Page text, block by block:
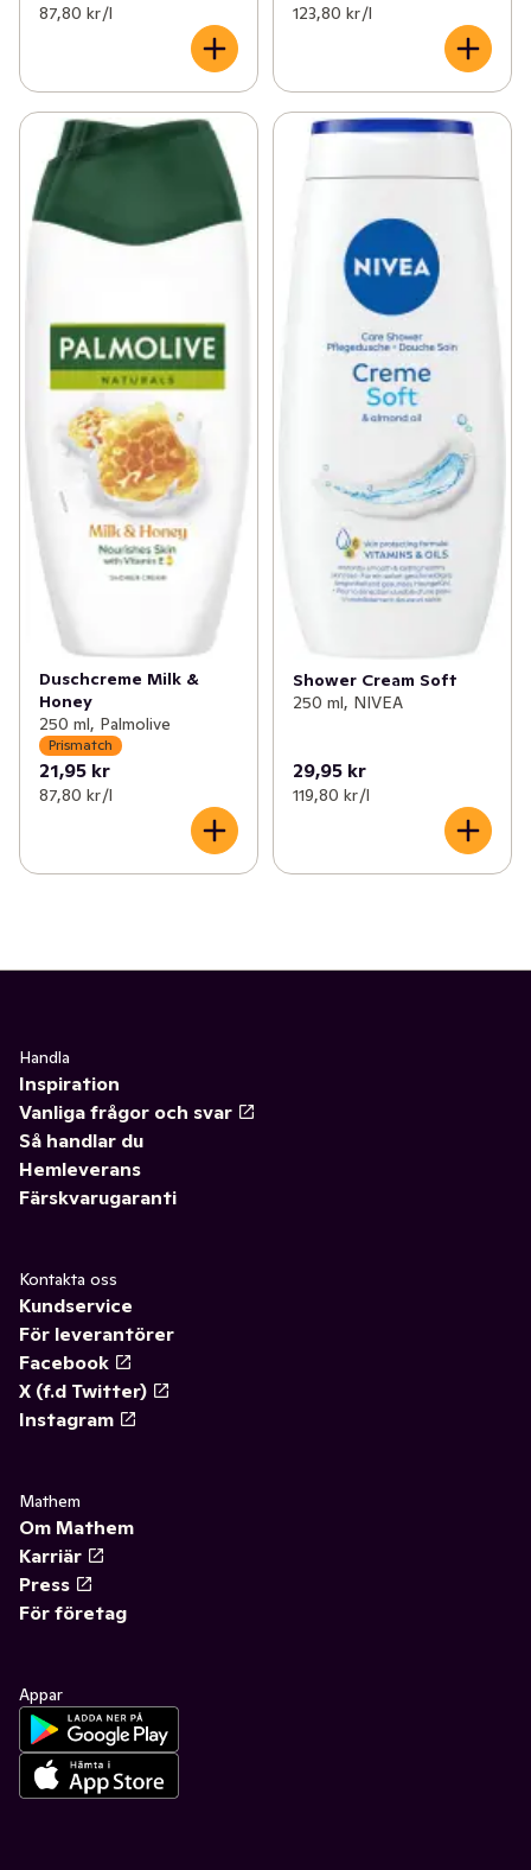
87,80 kr /l 123,80 kr /l
Duschcreme Milk &
Honey
250 ml, Palmolive
Prismatch
21,95 kr
87,80 kr /l
Shower Cream Soft
250 ml, NIVEA
29,95 kr
119,80 kr /l
Handla
Inspiration
Vanliga frågor och svar
Så handlar du
Hemleverans
Färskvarugaranti
Kontakta oss
Kundservice
För leverantörer
Facebook
X (f.d Twitter)
Instagram
Mathem
Om Mathem
Karriär
Press
För företag
Appar